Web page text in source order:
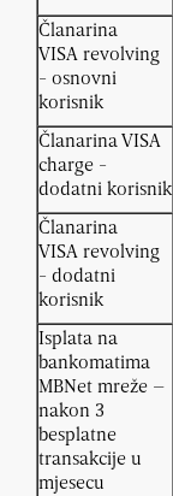
Članarina
VISA revolving
- osnovni
korisnik
Članarina VISA
charge -
dodatni korisnik
Članarina
VISA revolving
- dodatni
korisnik
Isplata na
bankomatima
MBNet mreže –
nakon 3
besplatne
transakcije u
mjesecu